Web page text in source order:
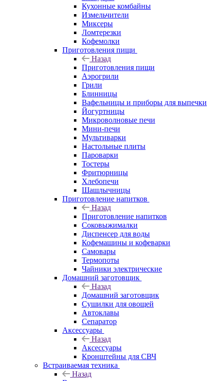
Кухонные комбайны
Измельчители
Миксеры
Ломтерезки
Кофемолки
Приготовления пищи
Назад
Приготовления пищи
Аэрогрили
Грили
Блинницы
Вафельницы и приборы для выпечки
Йогуртницы
Микроволновые печи
Мини-печи
Мультиварки
Настольные плиты
Пароварки
Тостеры
Фритюрницы
Хлебопечи
Шашлычницы
Приготовление напитков
Назад
Приготовление напитков
Соковыжималки
Диспенсер для воды
Кофемашины и кофеварки
Самовары
Термопоты
Чайники электрические
Домашний заготовщик
Назад
Домашний заготовщик
Сушилки для овощей
Автоклавы
Сепаратор
Аксессуары
Назад
Аксессуары
Кронштейны для СВЧ
Встраиваемая техника
Назад